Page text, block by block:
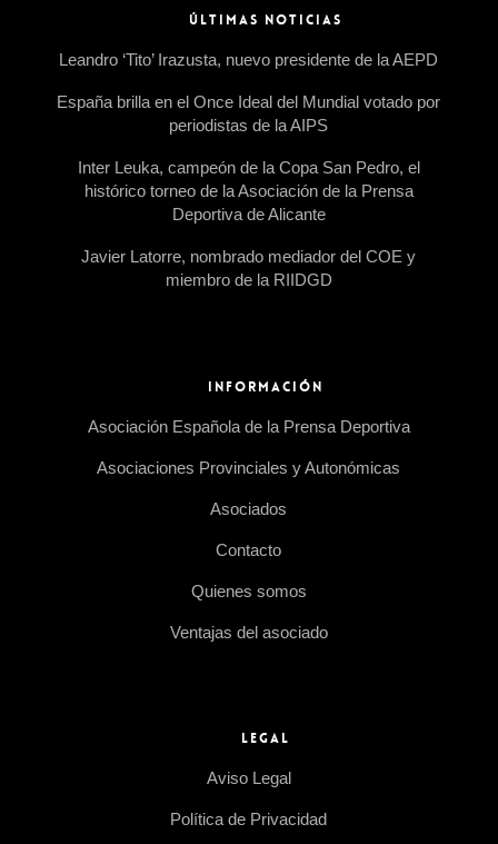
ÚLTIMAS NOTICIAS
Leandro ‘Tito’ Irazusta, nuevo presidente de la AEPD
España brilla en el Once Ideal del Mundial votado por
periodistas de la AIPS
Inter Leuka, campeón de la Copa San Pedro, el
histórico torneo de la Asociación de la Prensa
Deportiva de Alicante
Javier Latorre, nombrado mediador del COE y
miembro de la RIIDGD
INFORMACIÓN
Asociación Española de la Prensa Deportiva
Asociaciones Provinciales y Autonómicas
Asociados
Contacto
Quienes somos
Ventajas del asociado
LEGAL
Aviso Legal
Política de Privacidad